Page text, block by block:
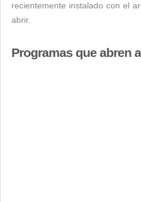
recientemente instalado con el
abrir.
Programas que abren